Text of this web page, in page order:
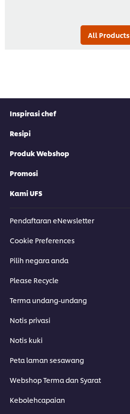
All Products
Inspirasi chef
Resipi
Produk Webshop
Promosi
Kami UFS
Pendaftaran eNewsletter
Cookie Preferences
Pilih negara anda
Please Recycle
Terma undang-undang
Notis privasi
Notis kuki
Peta laman sesawang
Webshop Terma dan Syarat
Kebolehcapaian